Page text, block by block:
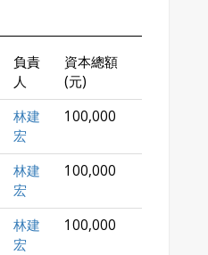
負責
人
資本總額
(元)
林建
宏
100,000
林建
宏
100,000
林建
宏
100,000